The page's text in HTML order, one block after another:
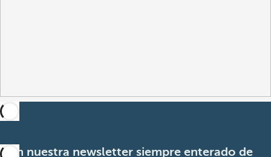
Con nuestra newsletter siempre enterado de